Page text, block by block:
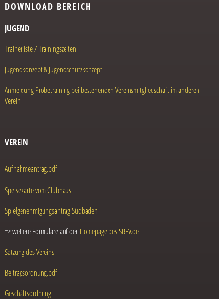
DOWNLOAD BEREICH
JUGEND
Trainerliste /Trainingszeiten
Jugendkonzept & Jugendschutzkonzept
Anmeldung Probetraining bei bestehenden Vereinsmitgliedschaft imanderen
Verein
VEREIN
Aufnahmeantrag.pdf
Speisekarte vom Clubhaus
Spielgenehmigungsantrag Südbaden
=> weitere Formulare auf der Homepage des SBFV.de
Satzung des Vereins
Beitragsordnung.pdf
Geschäftsordnung